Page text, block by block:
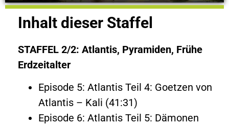
Inhalt dieser Staffel
STAFFEL 2/2: Atlantis, Pyramiden, Frühe
Erdzeitalter
Episode 5: Atlantis Teil 4: Goetzen von
Atlantis – Kali (41:31)
Episode 6: Atlantis Teil 5: Dämonen